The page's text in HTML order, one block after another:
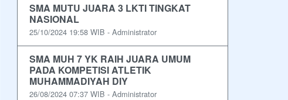
SMA MUTU JUARA 3 LKTI TINGKAT
NASIONAL
25/10/2024 19:58 WIB - Administrator
SMA MUH 7 YK RAIH JUARA UMUM
PADA KOMPETISI ATLETIK
MUHAMMADIYAH DIY
26/08/2024 07:37 WIB - Administrator